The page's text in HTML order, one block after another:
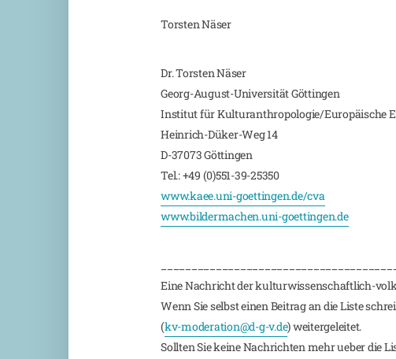
Torsten Näser
Dr. Torsten Näser
Georg-August-Universität Göttingen
Institut für Kulturanthropologie/Europäische
Heinrich-Düker-Weg 14
D-37073 Göttingen
Tel.: +49 (0)551-39-25350
www.kaee.uni-goettingen.de/cva
www.bildermachen.uni-goettingen.de
Eine Nachricht der kulturwissenschaftlich-
Wenn Sie selbst einen Beitrag an die Liste
(kv-moderation@d-g-v.de) weitergeleitet.
Sollten Sie keine Nachrichten mehr ueber die